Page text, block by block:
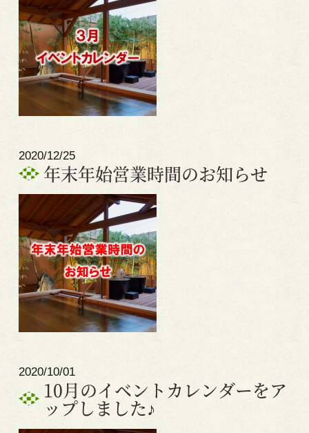
2020/12/25
年末年始営業時間のお知らせ
2020/10/01
10月のイベントカレンダーをア
ップしました♪